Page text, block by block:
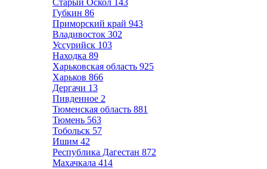
Старый Оскол 143
Губкин 86
Приморский край 943
Владивосток 302
Уссурийск 103
Находка 89
Харьковская область 925
Харьков 866
Дергачи 13
Пивденное 2
Тюменская область 881
Тюмень 563
Тобольск 57
Ишим 42
Республика Дагестан 872
Махачкала 414